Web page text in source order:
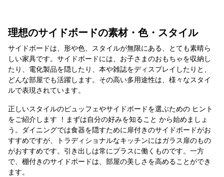
理想のサイドボードの素材・色・スタイル
サイドボードは、形や色、スタイルが無限にある、とても素晴ら
しい家具です。サイドボードには、お子さまのおもちゃを収納し
たり、電化製品を隠したり、本や雑誌をディスプレイしたりと、
どんな部屋でも活躍します。その高い多用途性は、様々なスタイ
ルで表現されています。
正しいスタイルのビュッフェやサイドボードを選ぶための ヒント
をご紹介します ！まずは自分の好みを知ること から始めましょ
う。ダイニングでは食器を隠すために扉付きのサイドボードがお
すすめですが、トラディショナルなキッチンにはガラス扉のもの
がおすすめです。引き出しは常にプラスに働くものです。一方
で、棚付きのサイドボードは、部屋の美しさを高めることができ
ます。